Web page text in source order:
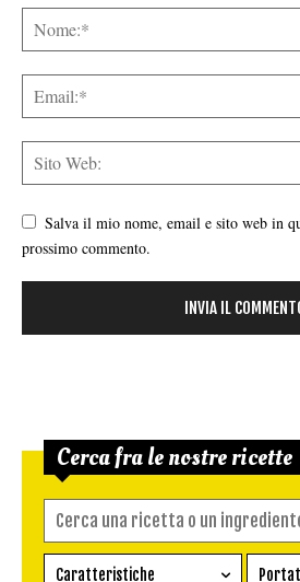
Salva il mio nome, email e sito web in
prossimo commento.
Cerca fra le nostre ricette
Caratteristiche